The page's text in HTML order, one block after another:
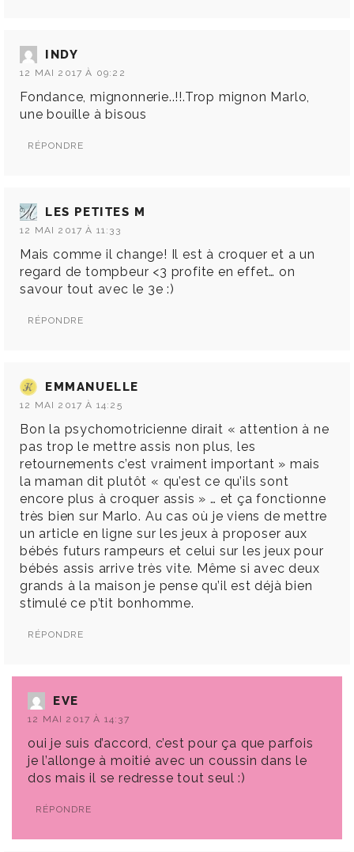
INDY
12 MAI 2017 À 09:22
Fondance, mignonnerie..!!.Trop mignon Marlo,
une bouille à bisous
RÉPONDRE
LES PETITES M
12 MAI 2017 À 11:33
Mais comme il change! Il est à croquer et a un
regard de tompbeur <3 profite en effet… on
savour tout avec le 3e :)
RÉPONDRE
EMMANUELLE
12 MAI 2017 À 14:25
Bon la psychomotricienne dirait « attention à ne
pas trop le mettre assis non plus, les
retournements c’est vraiment important » mais
la maman dit plutôt « qu’est ce qu’ils sont
encore plus à croquer assis » … et ça fonctionne
très bien sur Marlo. Au cas où je viens de mettre
un article en ligne sur les jeux à proposer aux
bébés futurs rampeurs et celui sur les jeux pour
bébés assis arrive très vite. Même si avec deux
grands à la maison je pense qu’il est déjà bien
stimulé ce p’tit bonhomme.
RÉPONDRE
EVE
12 MAI 2017 À 14:37
oui je suis d’accord, c’est pour ça que parfois
je l’allonge à moitié avec un coussin dans le
dos mais il se redresse tout seul :)
RÉPONDRE